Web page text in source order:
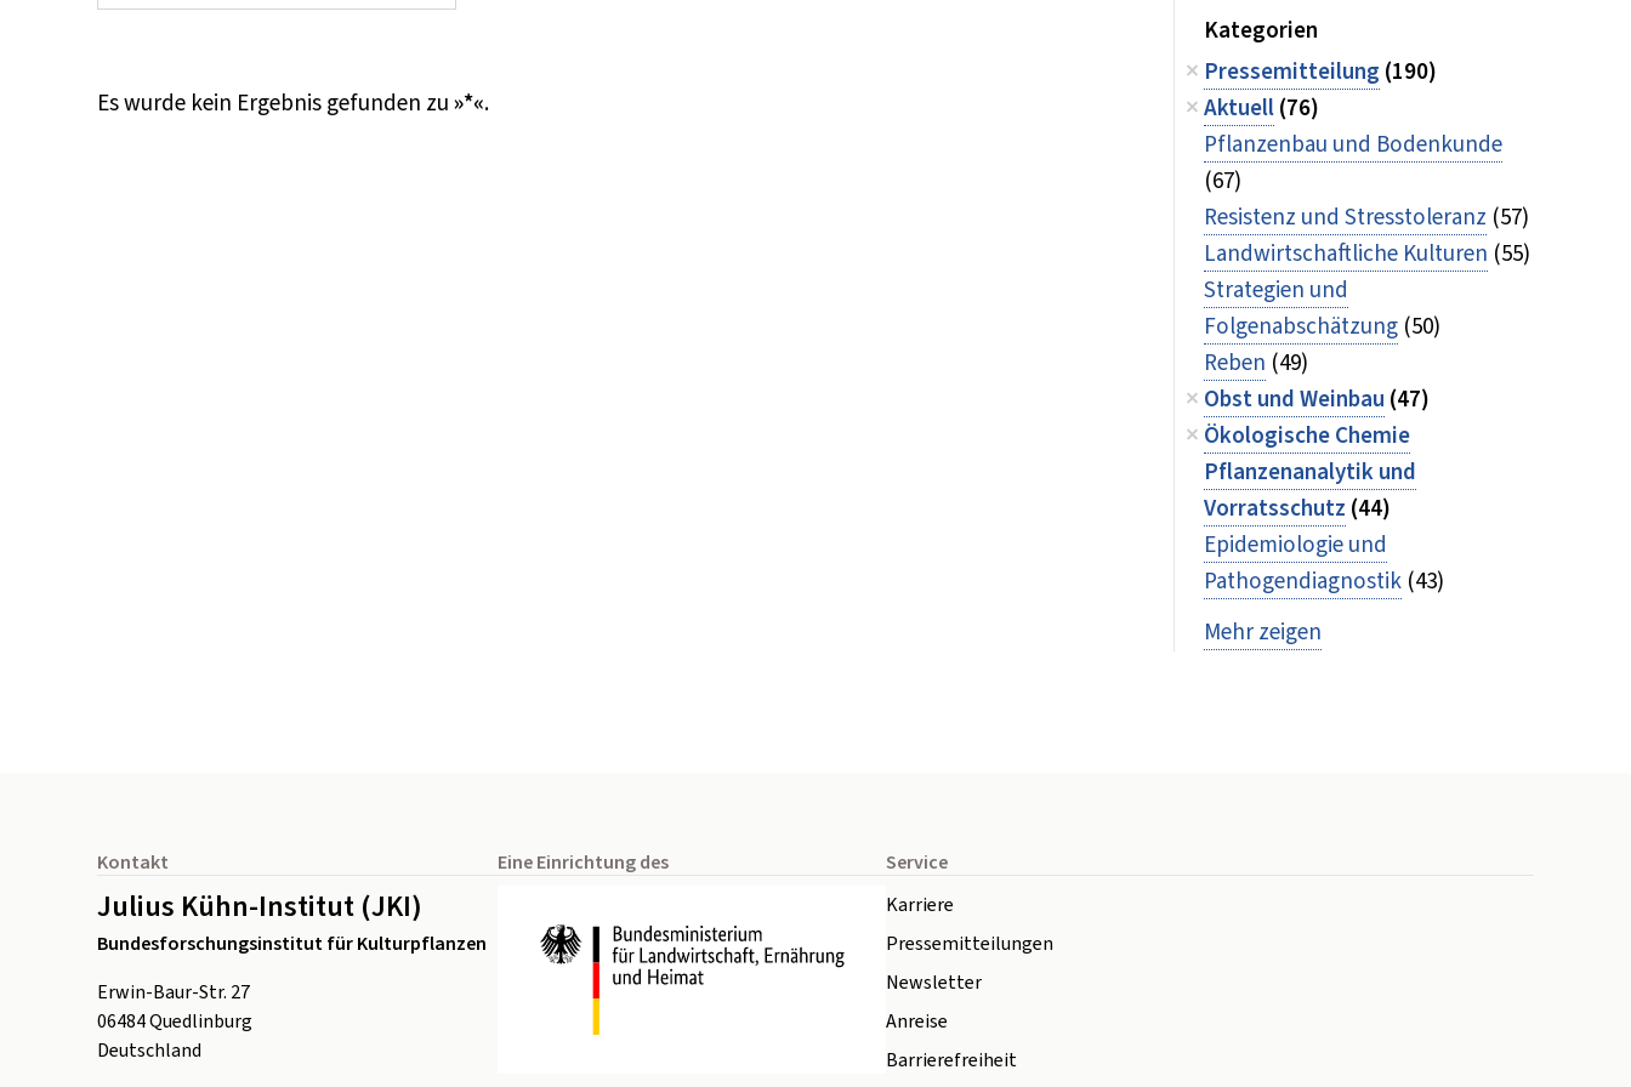
Es wurde kein Ergebnis gefunden zu»*«.
Kategorien
Pressemitteilung (190)
Aktuell(76)
Pflanzenbau und Bodenkunde
(67)
Resistenz und Stresstoleranz (57)
Landwirtschaftliche Kulturen (55)
Strategien und
Folgenabschätzung (50)
Reben (49)
Obst und Weinbau (47)
Ökologische Chemie
Pflanzenanalytik und
Vorratsschutz (44)
Epidemiologie und
Pathogendiagnostik (43)
Mehr zeigen
Kontakt
Julius Kühn-Institut (JKI)
Bundesforschungsinstitut für Kulturpflanzen
Erwin-Baur-Str. 27
06484Quedlinburg
Deutschland
Eine Einrichtung des
Service
Karriere
Pressemitteilungen
Newsletter
Anreise
Barrierefreiheit